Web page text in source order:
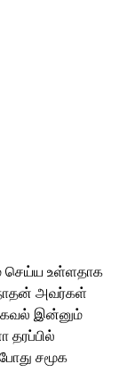
செய்ய உள்ளதாக
அவர்கள்
தகவல் இன்னும்
தரப்பில்
சமூக